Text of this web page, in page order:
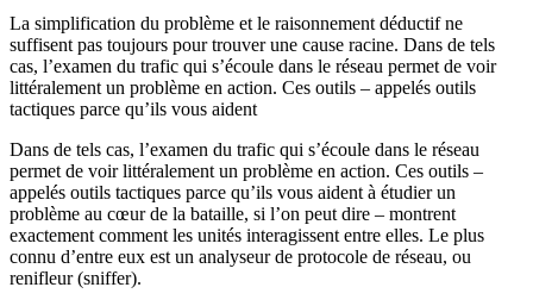
Email
La simplification du problème et le raisonnement déductif ne
suffisent pas toujours pour trouver une cause racine. Dans de tels
cas, l’examen du trafic qui s’écoule dans le réseau permet de voir
littéralement un problème en action. Ces outils – appelés outils
tactiques parce qu’ils vous aident
Dans de tels cas, l’examen du trafic qui s’écoule dans le réseau
permet de voir littéralement un problème en action. Ces outils –
appelés outils tactiques parce qu’ils vous aident à étudier un
problème au cœur de la bataille, si l’on peut dire – montrent
exactement comment les unités interagissent entre elles. Le plus
connu d’entre eux est un analyseur de protocole de réseau, ou
renifleur (sniffer).